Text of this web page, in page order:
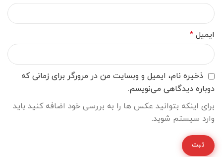
ایمیل *
ذخیره نام، ایمیل و وبسایت من در مرورگر برای زمانی که
دوباره دیدگاهی می‌نویسم.
برای اینکه بتوانید عکس ها را به بررسی خود اضافه کنید باید
وارد سیستم شوید.